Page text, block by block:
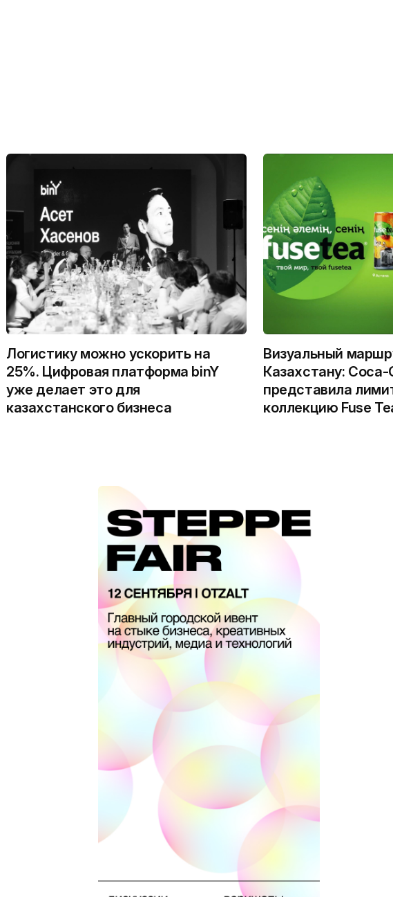
Логистику можно ускорить на
25%. Цифровая платформа binY
уже делает это для
казахстанского бизнеса
Визуальный
Казахстану: Coca-
представила
коллекцию Fuse